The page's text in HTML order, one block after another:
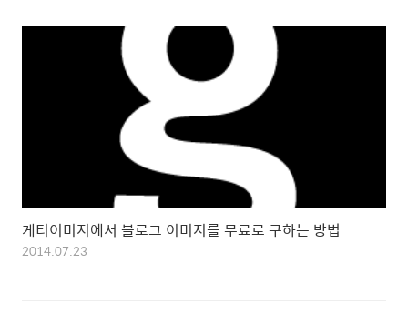
게티이미지에서 블로그 이미지를 무료로 구하는 방법
2014.07.23